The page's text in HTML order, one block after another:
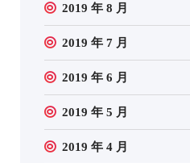
2019 年 8 月
2019 年 7 月
2019 年 6 月
2019 年 5 月
2019 年 4 月